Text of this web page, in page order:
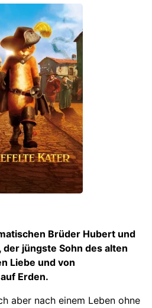
Brüder Hubert und
jüngste Sohn des alten
Liebe und von
Erden.
aber nach einem Leben ohne